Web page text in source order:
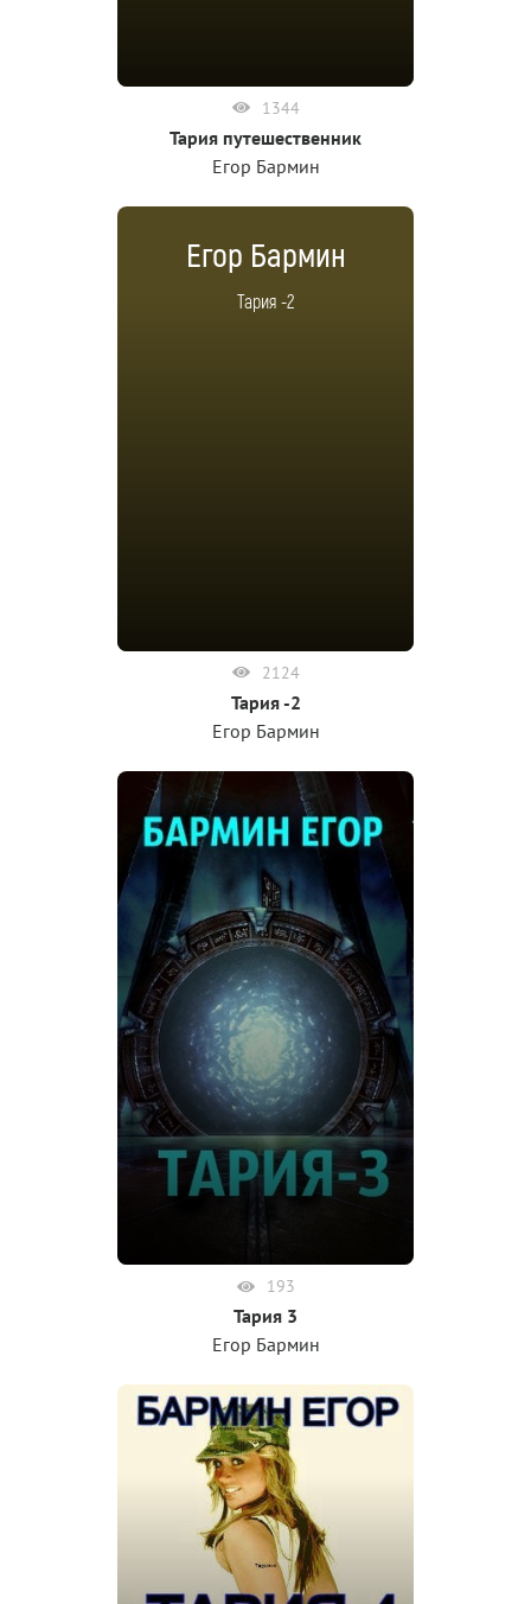
1344
Тария путешественник
Егор Бармин
Егор Бармин
Тария -2
2124
Тария -2
Егор Бармин
193
Тария 3
Егор Бармин